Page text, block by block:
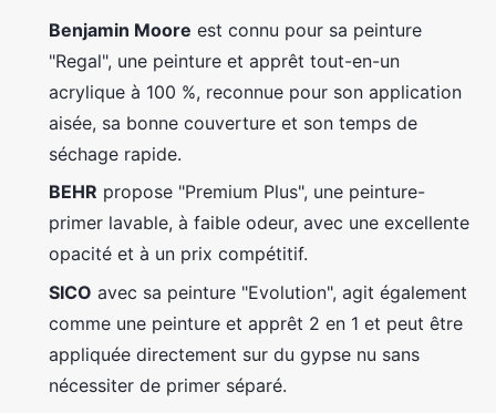
Benjamin Moore est connu pour sa peinture
"Regal", une peinture et apprêt tout-en-un
acrylique à 100 %, reconnue pour son application
aisée, sa bonne couverture et son temps de
séchage rapide.
BEHR propose "Premium Plus", une peinture-
primer lavable, à faible odeur, avec une excellente
opacité et à un prix compétitif.
SICO avec sa peinture "Evolution", agit également
comme une peinture et apprêt 2 en 1 et peut être
appliquée directement sur du gypse nu sans
nécessiter de primer séparé.